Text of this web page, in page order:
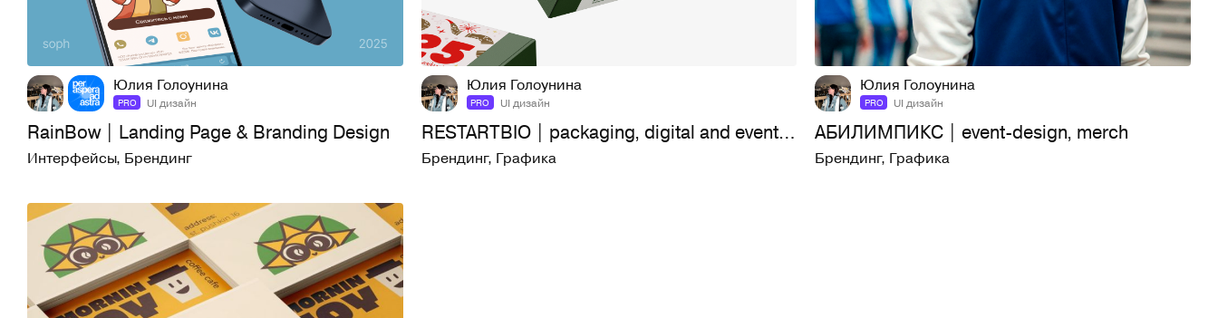
19 428
Юлия Голоунина
PRO UI дизайн
RainBow | Landing Page & Branding Design
Интерфейсы, Брендинг
Юлия Голоунина
PRO UI дизайн
RESTARTBIO | packaging, digital and event products
Брендинг, Графика
175
Юлия Голоунина
PRO UI дизайн
АБИЛИМПИКС | event-design, merch
Брендинг, Графика